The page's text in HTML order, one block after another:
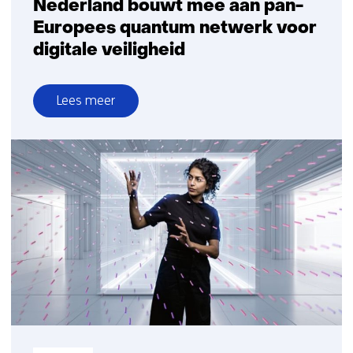
Nederland bouwt mee aan pan-
Europees quantum netwerk voor
digitale veiligheid
Lees meer
over
Nederland
bouwt
mee
aan
pan-
Europees
quantum
netwerk
voor
digitale
veiligheid